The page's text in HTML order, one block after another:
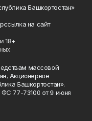
Башкортостан»
на сайт
18+
массовой
Акционерное
Башкортостан».
77-73100 от 9 июня